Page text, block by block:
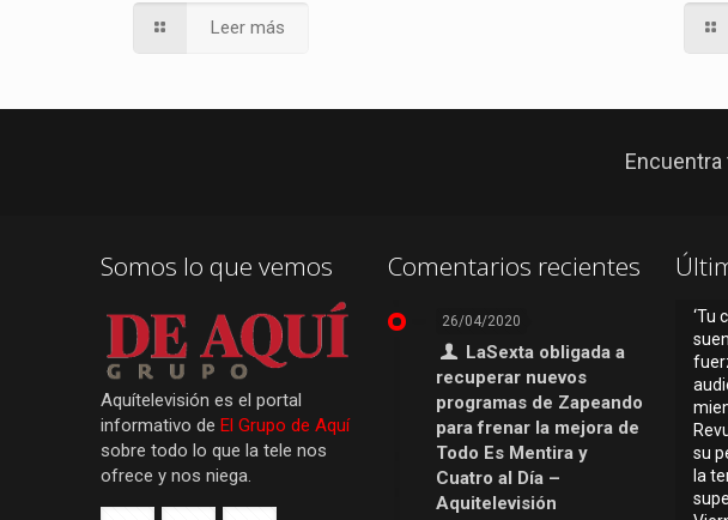
Leer más
Encuentra
Somos lo que vemos
Aquítelevisión es el portal
informativo de El Grupo de Aquí
sobre todo lo que la tele nos
ofrece y nos niega.
Comentarios recientes
26/04/2020
LaSexta obligada a
recuperar nuevos
programas de Zapeando
para frenar la mejora de
Todo Es Mentira y
Cuatro al Día –
Aquitelevisión
‘Tu
su
la